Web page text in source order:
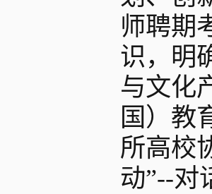
师聘期
识，明
与文化
国）教
所高校
动”--对